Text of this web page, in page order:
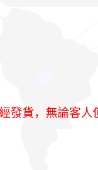
發貨，無論客人